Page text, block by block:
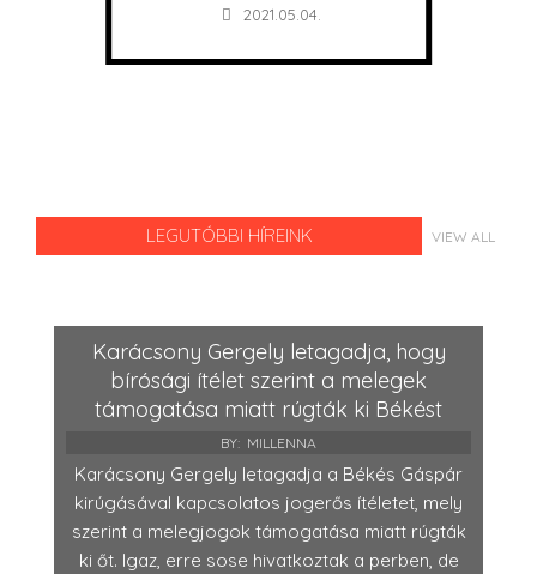
2021.05.04.
LEGUTÓBBI HÍREINK VIEW ALL
Karácsony Gergely letagadja, hogy
bírósági ítélet szerint a melegek
támogatása miatt rúgták ki Békést
BY: MILLENNA
Karácsony Gergely letagadja a Békés Gáspár
kirúgásával kapcsolatos jogerős ítéletet, mely
szerint a melegjogok támogatása miatt rúgták
ki őt. Igaz, erre sose hivatkoztak a perben, de